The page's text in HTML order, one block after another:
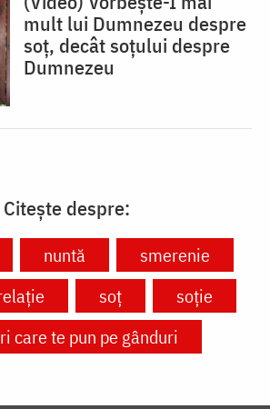
mult lui Dumnezeu despre
soț, decât soțului despre
Dumnezeu
Citește despre:
nuntă
smerenie
soț
soție
care te pun pe gânduri